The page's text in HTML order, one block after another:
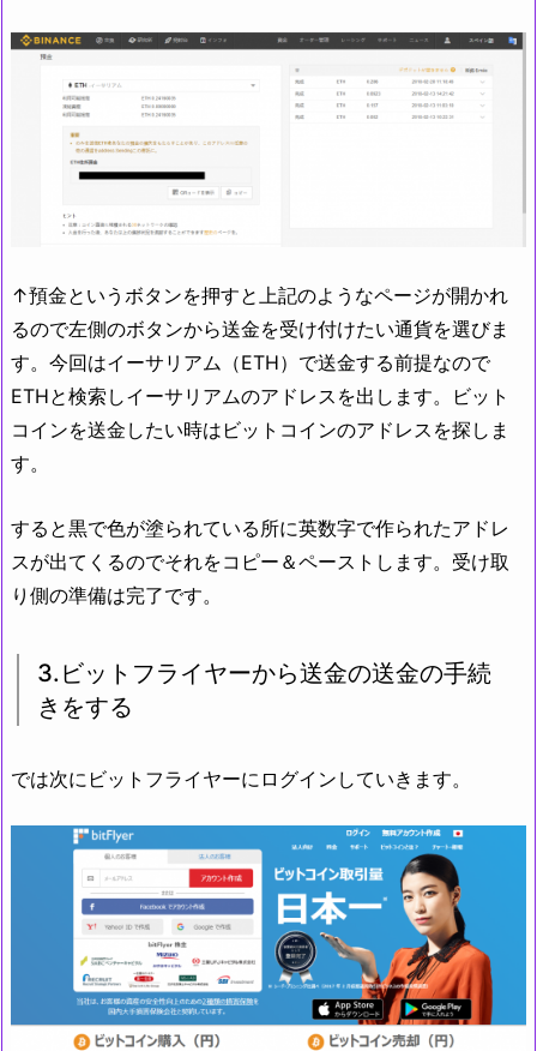
↑預金というボタンを押すと上記のようなページが開かれ
るので左側のボタンから送金を受け付けたい通貨を選びま
す。今回はイーサリアム（ETH）で送金する前提なので
ETHと検索しイーサリアムのアドレスを出します。ビット
コインを送金したい時はビットコインのアドレスを探しま
す。
すると黒で色が塗られている所に英数字で作られたアドレ
スが出てくるのでそれをコピー＆ペーストします。受け取
り側の準備は完了です。
3.ビットフライヤーから送金の送金の手続
きをする
では次にビットフライヤーにログインしていきます。